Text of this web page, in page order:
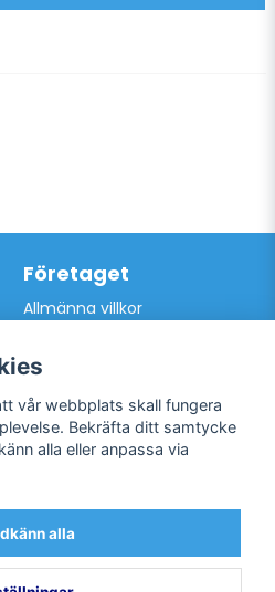
Företaget
Allmänna villkor
Bli kund / Logga in
Facebook
Twitter
vår webbplats skall fungera
Bekräfta ditt samtycke
alla eller anpassa via
alla